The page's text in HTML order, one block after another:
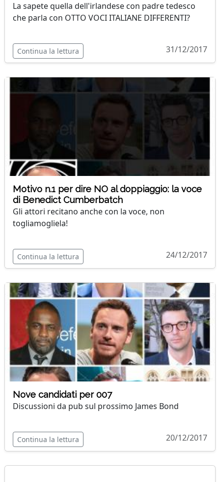
La sapete quella dell'irlandese con padre tedesco
che parla con OTTO VOCI ITALIANE DIFFERENTI?
Continua la lettura 31/12/2017
Motivo n.1 per dire NO al doppiaggio: la voce
di Benedict Cumberbatch
Gli attori recitano anche con la voce, non
togliamogliela!
Continua la lettura 24/12/2017
Nove candidati per 007
Discussioni da pub sul prossimo James Bond
Continua la lettura 20/12/2017